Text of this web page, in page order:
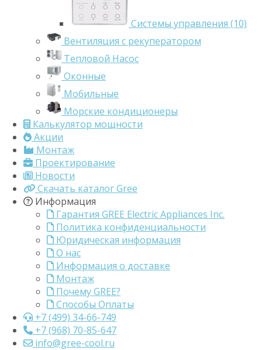
Системы управления (10)
Вентиляция с рекуператором
Тепловой Насос
Оконные
Мобильные
Морские кондиционеры
Калькулятор мощности
Акции
Монтаж
Проектирование
Новости
Скачать каталог Gree
Информация
Гарантия GREE Electric Appliances Inc.
Политика конфиденциальности
Юридическая информация
О нас
Информация о доставке
Монтаж
Почему GREE?
Способы Оплаты
+7 (499) 34-66-749
+7 (968) 70-85-647
info@gree-cool.ru